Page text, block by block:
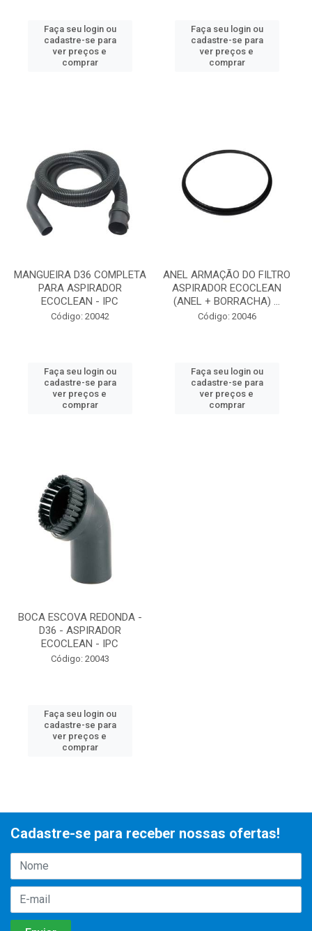
Faça seu login ou
cadastre-se para
ver preços e
comprar
Faça seu login ou
cadastre-se para
ver preços e
comprar
MANGUEIRA D36 COMPLETA
PARA ASPIRADOR
ECOCLEAN - IPC
Código: 20042
Faça seu login ou
cadastre-se para
ver preços e
comprar
ANEL ARMAÇÃO DO FILTRO
ASPIRADOR ECOCLEAN
(ANEL + BORRACHA) ...
Código: 20046
Faça seu login ou
cadastre-se para
ver preços e
comprar
BOCA ESCOVA REDONDA -
D36 - ASPIRADOR
ECOCLEAN - IPC
Código: 20043
Faça seu login ou
cadastre-se para
ver preços e
comprar
Cadastre-se para receber nossas ofertas!